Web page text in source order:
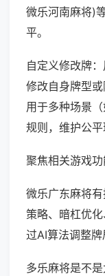
微乐河南麻将)
平。
自定义修改牌
修改自身牌型
用于多种场景
规则，维护公平
聚焦相关游戏功
微乐广东麻将
策略、暗杠优
过AI算法调整牌
多乐麻将是不